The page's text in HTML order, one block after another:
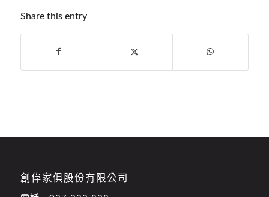
Share this entry
創偉家俱股份有限公司